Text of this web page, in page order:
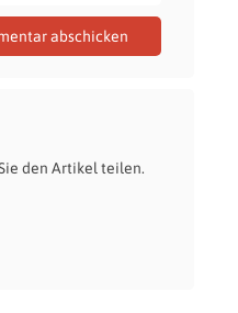
den Artikel teilen.